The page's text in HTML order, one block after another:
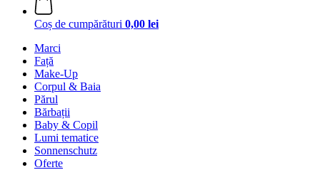
Coș de cumpărături 0,00 lei
Marci
Față
Make-Up
Corpul & Baia
Părul
Bărbații
Baby & Copil
Lumi tematice
Sonnenschutz
Oferte